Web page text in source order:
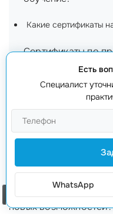
Какие сертификаты
Сертификаты по
актуальными.
Что вы
реальные
карьерного
Вы когда-нибудь
обучение и
новых
Есть
Специалист
WhatsApp
Заказать звонок